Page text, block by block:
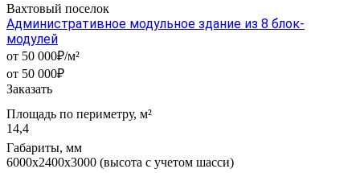
Вахтовый поселок
Административное модульное здание из 8 блок-
модулей
от 50 000₽/м²
от 50 000₽
Заказать
Площадь по периметру, м²
14,4
Габариты, мм
6000х2400х3000 (высота с учетом шасси)